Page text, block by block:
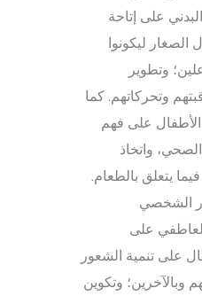
على إتاحة
الصغار ليكونوا
وتطوير
وتحركاتهم. كما
على فهم
واتخاذ
يتعلق بالطعام.
الشخصي
على
على تنمية الشعور
وبالآخرين؛ وتكوين